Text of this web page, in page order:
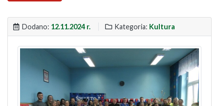
Dodano: 12.11.2024 r. Kategoria: Kultura